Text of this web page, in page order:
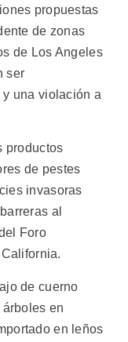
propuestas
de zonas
de Los Angeles
ser
una violación a
productos
de pestes
invasoras
al
Foro
de cuerno
en
en leños